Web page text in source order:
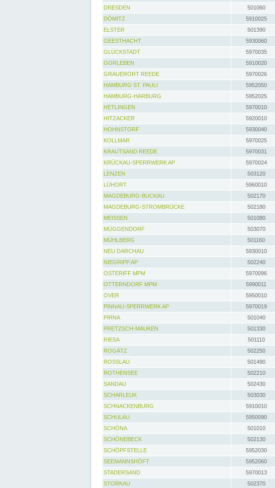
DRESDEN
501060
DÖMITZ
5910025
ELSTER
501390
GEESTHACHT
5930060
GLÜCKSTADT
5970035
GORLEBEN
5910020
GRAUERORT REEDE
5970026
HAMBURG ST. PAULI
5952050
HAMBURG-HARBURG
5952025
HETLINGEN
5970010
HITZACKER
5920010
HOHNSTORF
5930040
KOLLMAR
5970025
KRAUTSAND REEDE
5970031
KRÜCKAU-SPERRWERK AP
5970024
LENZEN
503120
LÜHORT
5960010
MAGDEBURG-BUCKAU
502170
MAGDEBURG-STROMBRÜCKE
502180
MEISSEN
501080
MÜGGENDORF
503070
MÜHLBERG
501160
NEU DARCHAU
5930010
NIEGRIPP AP
502240
OSTERIFF MPM
5970096
OTTERNDORF MPM
5990011
OVER
5950010
PINNAU-SPERRWERK AP
5970019
PIRNA
501040
PRETZSCH-MAUKEN
501330
RIESA
501110
ROGÄTZ
502250
ROSSLAU
501490
ROTHENSEE
502210
SANDAU
502430
SCHARLEUK
503030
SCHNACKENBURG
5910010
SCHULAU
5950090
SCHÖNA
501010
SCHÖNEBECK
502130
SCHÖPFSTELLE
5952030
SEEMANNSHÖFT
5952060
STADERSAND
5970013
STORKAU
502370